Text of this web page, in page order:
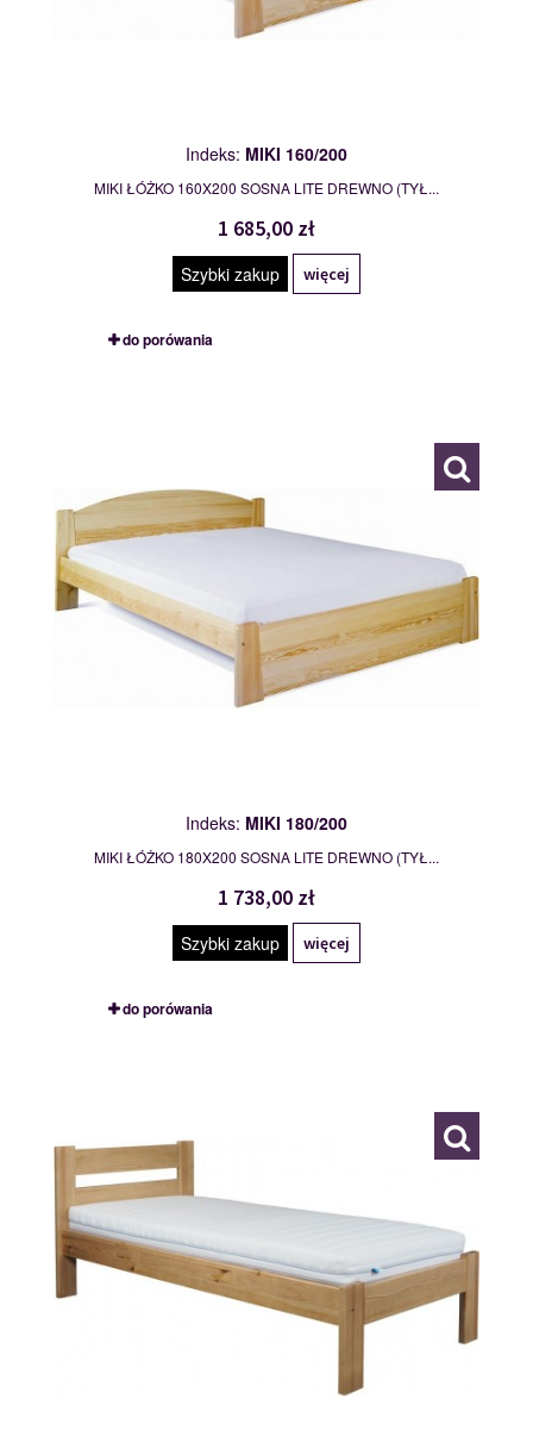
Indeks: MIKI 160/200
MIKI ŁÓŻKO 160X200 SOSNA LITE DREWNO (TYŁ...
1 685,00 zł
Szybki zakup więcej
do porówania
Indeks: MIKI 180/200
MIKI ŁÓŻKO 180X200 SOSNA LITE DREWNO (TYŁ...
1 738,00 zł
Szybki zakup więcej
do porówania